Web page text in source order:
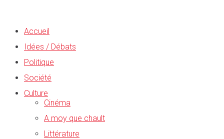
Accueil
Idées / Débats
Politique
Société
Culture
Cinéma
A moy que chault
Littérature